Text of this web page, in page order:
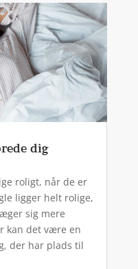
dig
roligt, når de er
ligger helt rolige,
sig mere
kan det være en
der har plads til